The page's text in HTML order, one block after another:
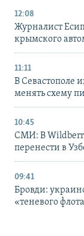
12:08
Журналист
крымского
11:11
В Севастополе
менять схему
10:45
СМИ: В
перенести в
09:41
Бровди:
«теневого